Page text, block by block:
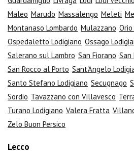
Maleo Marudo Massalengo Meleti
Montanaso Lombardo Mulazzano
Ospedaletto Lodigiano Ossago
Salerano sul Lambro San Fiorano San
San Rocco al Porto Sant'Angelo
Santo Stefano Lodigiano Secugnago
Sordio Tavazzano con Villavesco
Turano Lodigiano Valera Fratta
Zelo Buon Persico
Lecco